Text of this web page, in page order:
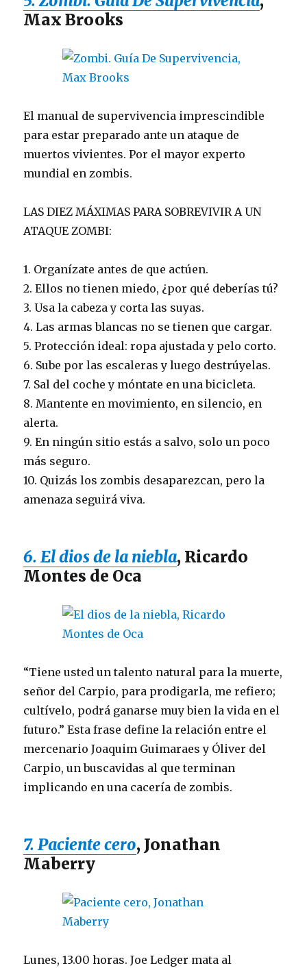
Max Brooks
El manual de supervivencia imprescindible
para estar preparado ante un ataque de
muertos vivientes. Por el mayor experto
mundial en zombis.
LAS DIEZ MÁXIMAS PARA SOBREVIVIR A UN
ATAQUE ZOMBI:
1. Organízate antes de que actúen.
2. Ellos no tienen miedo, ¿por qué deberías tú?
3. Usa la cabeza y corta las suyas.
4. Las armas blancas no se tienen que cargar.
5. Protección ideal: ropa ajustada y pelo corto.
6. Sube por las escaleras y luego destrúyelas.
7. Sal del coche y móntate en una bicicleta.
8. Mantente en movimiento, en silencio, en
alerta.
9. En ningún sitio estás a salvo, solo un poco
más seguro.
10. Quizás los zombis desaparezcan, pero la
amenaza seguirá viva.
6. El dios de la niebla, Ricardo
Montes de Oca
“Tiene usted un talento natural para la muerte,
señor del Carpio, para prodigarla, me refiero;
cultívelo, podrá ganarse muy bien la vida en el
futuro.” Esta frase define la relación entre el
mercenario Joaquim Guimaraes y Óliver del
Carpio, un buscavidas al que terminan
implicando en una cacería de zombis.
7. Paciente cero, Jonathan
Maberry
Lunes, 13.00 horas. Joe Ledger mata al